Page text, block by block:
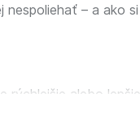
nespoliehať – a ako si
rýchlejšie alebo lepšie